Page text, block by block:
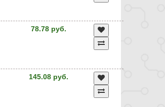
78.78 руб.
145.08 руб.